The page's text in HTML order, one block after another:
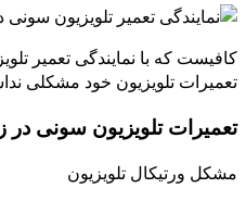
کافیست که با نمایندگی تعمیر
تعمیرات تلویزیون خود مشکلی
تعمیرات تلویزیون سونی
مشکل ورتیکال تلویزیون